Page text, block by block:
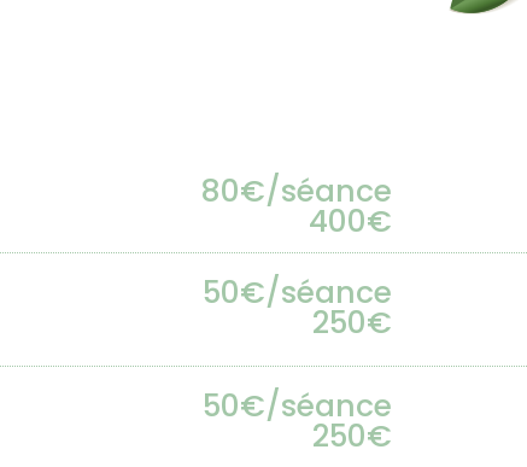
80€/séance
400€
50€/séance
250€
50€/séance
250€